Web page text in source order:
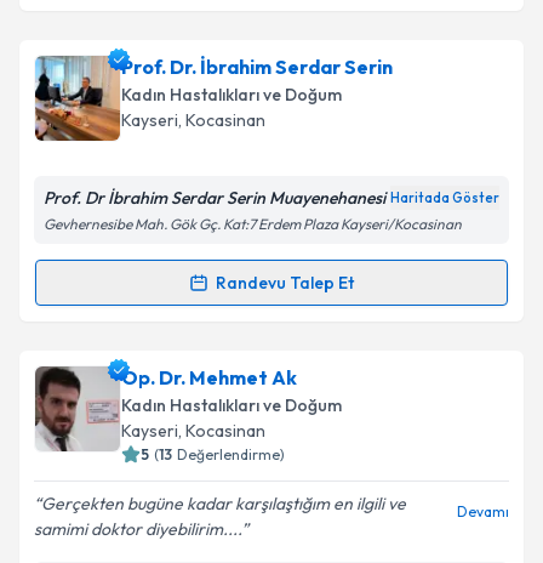
Op. Dr. Saliha Gökçe Özdemiriçin randevu takvimi
talebi oluşturun. Size bu uzmandan randevu almanız
için bir takvim hazırlandığında e-posta ile
bilgilendireceğiz.
E-posta Adresiniz
Kişisel verilerimin işlenmesine ilişkinAydınlatma
kapsamda işlenmesini kabul ediyorum.
Takvim Talebini Gönder
Prof. Dr. İbrahim Serdar Serin
Kadın Hastalıkları ve Doğum
Kayseri, Kocasinan
Prof. Dr İbrahim Serdar Serin Muayenehanesi Haritada Göster
Gevhernesibe Mah. Gök Gç. Kat:7 Erdem Plaza Kayseri/Kocasinan
Randevu Talep Et
Randevu Takvimi Talebi
Prof. Dr. İbrahim Serdar Serin
talebi oluşturun. Size bu uzmandan randevu almanız
için bir takvim hazırlandığında e-posta ile
bilgilendireceğiz.
E-posta Adresiniz
Op. Dr. Mehmet Ak
Kadın Hastalıkları ve Doğum
Kayseri, Kocasinan
5 (13 Değerlendirme)
Gerçekten bugüne kadar karşılaştığım en ilgili ve
samimi doktor diyebilirim....
Devamı